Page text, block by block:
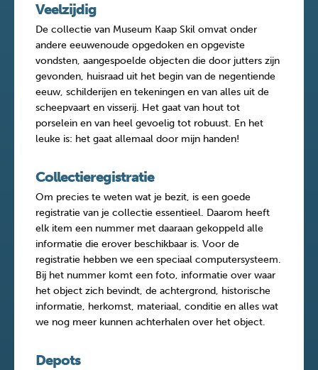
Veelzijdig
De collectie van Museum Kaap Skil omvat onder
andere eeuwenoude opgedoken en opgeviste
vondsten, aangespoelde objecten die door jutters zijn
gevonden, huisraad uit het begin van de negentiende
eeuw, schilderijen en tekeningen en van alles uit de
scheepvaart en visserij. Het gaat van hout tot
porselein en van heel gevoelig tot robuust. En het
leuke is: het gaat allemaal door mijn handen!
Collectieregistratie
Om precies te weten wat je bezit, is een goede
registratie van je collectie essentieel. Daarom heeft
elk item een nummer met daaraan gekoppeld alle
informatie die erover beschikbaar is. Voor de
registratie hebben we een speciaal computersysteem.
Bij het nummer komt een foto, informatie over waar
het object zich bevindt, de achtergrond, historische
informatie, herkomst, materiaal, conditie en alles wat
we nog meer kunnen achterhalen over het object.
Depots